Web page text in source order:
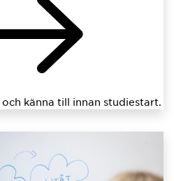
känna till innan studiestart.